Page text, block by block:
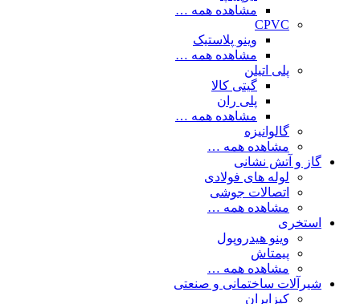
مشاهده همه …
CPVC
وینو پلاستیک
مشاهده همه …
پلی اتیلن
گیتی کالا
پلی ران
مشاهده همه …
گالوانیزه
مشاهده همه …
گاز و آتش نشانی
لوله های فولادی
اتصالات جوشی
مشاهده همه …
استخری
وینو هیدروپول
پیمتاش
مشاهده همه …
شیرآلات ساختمانی و صنعتی
کیزایران